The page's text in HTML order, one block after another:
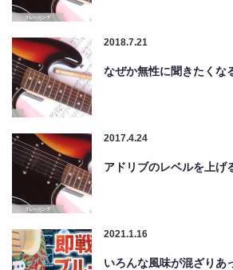
2018.7.21
なぜか無性に聞きたくな
2017.4.24
アドリブのレベルを上げ
2021.1.16
いろんな風味が混ざりあ